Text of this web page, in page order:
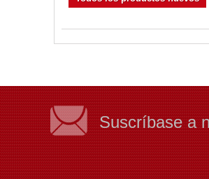
Suscríbase a